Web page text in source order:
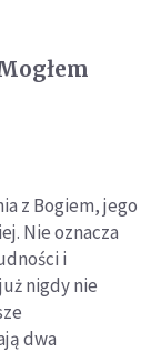
z Bogiem, jego
Nie oznacza
i
nigdy nie
dwa